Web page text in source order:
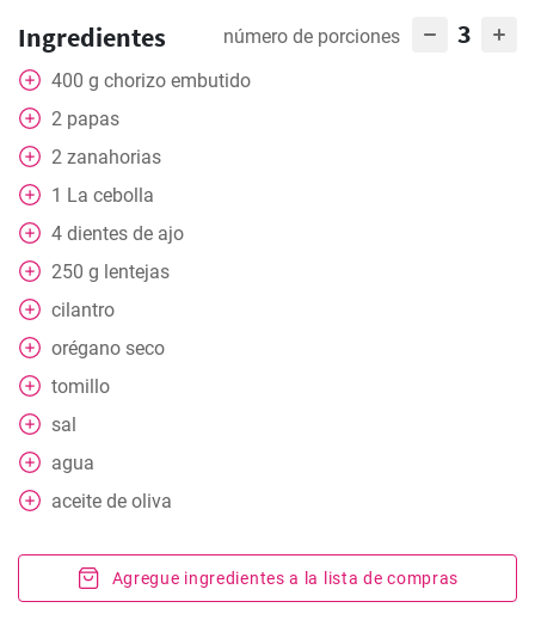
Ingredientes número de porciones 3
400 g chorizo embutido
2 papas
2 zanahorias
1 La cebolla
4 dientes de ajo
250 g lentejas
cilantro
orégano seco
tomillo
sal
agua
aceite de oliva
Agregue ingredientes a la lista de compras